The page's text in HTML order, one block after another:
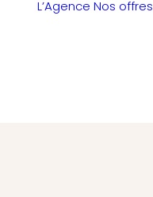
L’Agence Nos offres